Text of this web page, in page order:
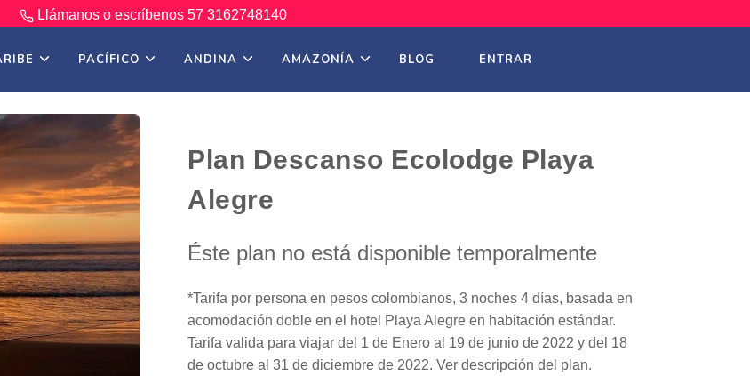
Llámanos o escríbenos 57 3162748140
PACÍFICO ANDINA AMAZONÍA BLOG ENTRAR
Plan Descanso Ecolodge Playa
Alegre
Éste plan no está disponible temporalmente
*Tarifa por persona en pesos colombianos, 3 noches 4 días, basada en
acomodación doble en el hotel Playa Alegre en habitación estándar.
Tarifa valida para viajar del 1 de Enero al 19 de junio de 2022 y del 18
de octubre al 31 de diciembre de 2022. Ver descripción del plan.